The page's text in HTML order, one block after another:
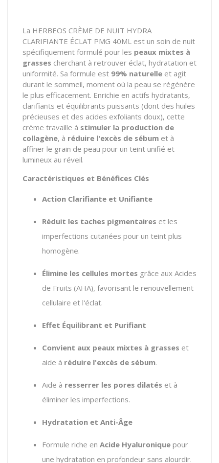
La HERBEOS CRÈME DE NUIT HYDRA
CLARIFIANTE ÉCLAT PMG 40ML est un soin de nuit
spécifiquement formulé pour les peaux mixtes à
grasses cherchant à retrouver éclat, hydratation et
uniformité. Sa formule est 99% naturelle et agit
durant le sommeil, moment où la peau se régénère
le plus efficacement. Enrichie en actifs hydratants,
clarifiants et équilibrants puissants (dont des huiles
précieuses et des acides exfoliants doux), cette
crème travaille à stimuler la production de
collagène, à réduire l'excès de sébum et à
affiner le grain de peau pour un teint unifié et
lumineux au réveil.
Caractéristiques et Bénéfices Clés
Action Clarifiante et Unifiante
Réduit les taches pigmentaires et les
imperfections cutanées pour un teint plus
homogène.
Élimine les cellules mortes grâce aux Acides
de Fruits (AHA), favorisant le renouvellement
cellulaire et l'éclat.
Effet Équilibrant et Purifiant
Convient aux peaux mixtes à grasses et
aide à réduire l'excès de sébum.
Aide à resserrer les pores dilatés et à
éliminer les imperfections.
Hydratation et Anti-Âge
Formule riche en Acide Hyaluronique pour
une hydratation en profondeur sans alourdir.